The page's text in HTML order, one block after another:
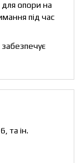
для опори на
під час
та ін.